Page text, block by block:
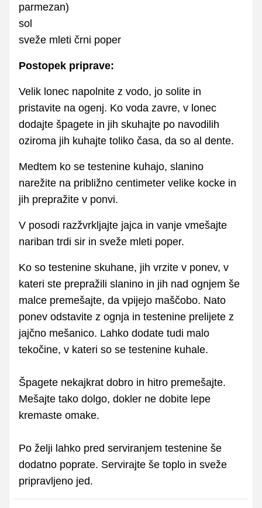
parmezan)
sol
sveže mleti črni poper
Postopek priprave:
Velik lonec napolnite z vodo, jo solite in
pristavite na ogenj. Ko voda zavre, v lonec
dodajte špagete in jih skuhajte po navodilih
oziroma jih kuhajte toliko časa, da so al dente.
Medtem ko se testenine kuhajo, slanino
narežite na približno centimeter velike kocke in
jih prepražite v ponvi.
V posodi razžvrkljajte jajca in vanje vmešajte
nariban trdi sir in sveže mleti poper.
Ko so testenine skuhane, jih vrzite v ponev, v
kateri ste prepražili slanino in jih nad ognjem še
malce premešajte, da vpijejo maščobo. Nato
ponev odstavite z ognja in testenine prelijete z
jajčno mešanico. Lahko dodate tudi malo
tekočine, v kateri so se testenine kuhale.
Špagete nekajkrat dobro in hitro premešajte.
Mešajte tako dolgo, dokler ne dobite lepe
kremaste omake.
Po želji lahko pred serviranjem testenine še
dodatno poprate. Servirajte še toplo in sveže
pripravljeno jed.